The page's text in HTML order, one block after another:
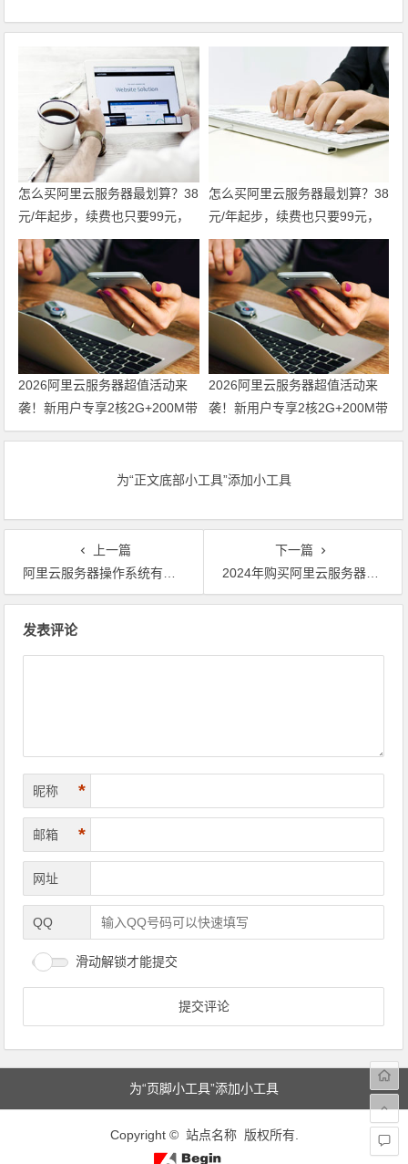
怎么买阿里云服务器最划算？38
元/年起步，续费也只要99元，
这份省钱攻略请收好 领代金券
怎么买阿里云服务器最划算？38
元/年起步，续费也只要99元，
这份省钱攻略请收好
2026阿里云服务器超值活动来
袭！新用户专享2核2G+200M带
宽配置，低至38元/年！领代金
2026阿里云服务器超值活动来
袭！新用户专享2核2G+200M带
宽配置，低至38元/年！
为“正文底部小工具”添加小工具
上一篇
阿里云服务器操作系统有哪些？官方定制化系统镜像与第三方系统如何选择？领代金券优惠券
下一篇
2024年购买阿里云服务器1年多少钱？最低仅99元1年（附年付活动价格表）领代金券优惠券
发表评论
昵称 *
邮箱 *
网址
QQ
滑动解锁才能提交
为“页脚小工具”添加小工具
Copyright © 站点名称 版权所有.